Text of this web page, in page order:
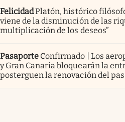
FelicidadPlatón, histórico
viene de la disminución de las
multiplicación de los deseos”
Pasaporte Confirmado | Los
y Gran Canaria bloquearán la
posterguen la renovación del